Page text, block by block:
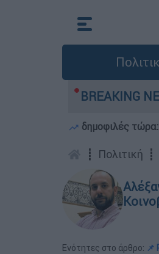
BREAKING
Ελλάδα -
δημοφιλές τώρα:
┋ Πολιτική ┋
Ενότητες στο άρθρο: 📌